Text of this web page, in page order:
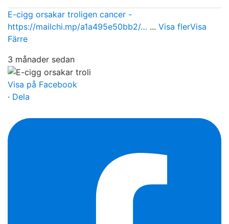
E-cigg orsakar troligen cancer -
https://mailchi.mp/a1a495e50bb2/… ... Visa flerVisa
Färre
3 månader sedan
Visa på Facebook
· Dela